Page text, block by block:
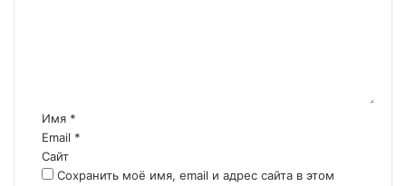
р
и
й
*
Имя *
Email *
Сайт
Сохранить моё имя, email и адрес сайта в этом